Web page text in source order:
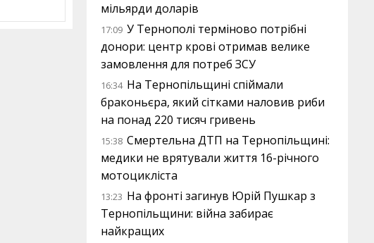
мільярди доларів
17:09 У Тернополі терміново потрібні
донори: центр крові отримав велике
замовлення для потреб ЗСУ
16:34 На Тернопільщині спіймали
браконьєра, який сітками наловив риби
на понад 220 тисяч гривень
15:38 Смертельна ДТП на Тернопільщині:
медики не врятували життя 16-річного
мотоцикліста
13:23 На фронті загинув Юрій Пушкар з
Тернопільщини: війна забирає
найкращих